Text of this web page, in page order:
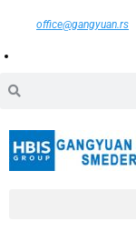
office@gangyuan.rs